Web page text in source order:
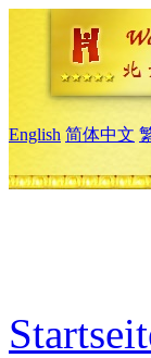
English 简体中文